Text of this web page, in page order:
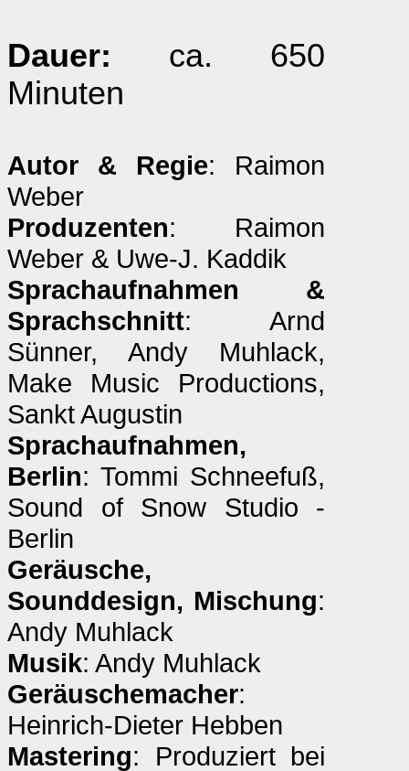
Dauer: ca. 650
Minuten
Autor & Regie: Raimon
Weber
Produzenten: Raimon
Weber & Uwe-J. Kaddik
Sprachaufnahmen &
Sprachschnitt: Arnd
Sünner, Andy Muhlack,
Make Music Productions,
Sankt Augustin
Sprachaufnahmen,
Berlin: Tommi Schneefuß,
Sound of Snow Studio -
Berlin
Geräusche,
Sounddesign, Mischung:
Andy Muhlack
Musik: Andy Muhlack
Geräuschemacher:
Heinrich-Dieter Hebben
Mastering: Produziert bei